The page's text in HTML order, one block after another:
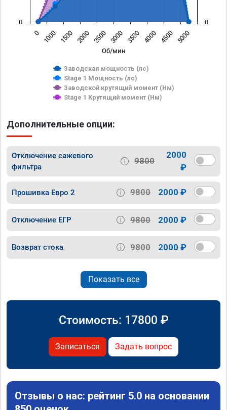
Об/мин
Заводская мощность (лс)
Stage 1 Мощность (лс)
Заводской крутящий момент (Нм)
Stage 1 Крутящий момент (Нм)
0 1000 1500 2000 2500 3000 3500 4000 4500 5000
0 0
Дополнительные опции:
Отключение сажевого
фильтра
9800
2000
₽
Прошивка Евро 2 9800 2000 ₽
Отключение ЕГР 9800 2000 ₽
Возврат стока 9800 2000 ₽
Показать все
Стоимость: 17800 ₽
Записаться Задать вопрос
Отзывы о нас: рейтинг 5.0 на основании